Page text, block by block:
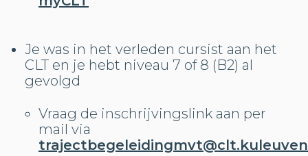
Je was in het verleden cursist aan het
CLT en je hebt niveau 7 of 8 (B2) al
gevolgd
Vraag de inschrijvingslink aan per
mail via